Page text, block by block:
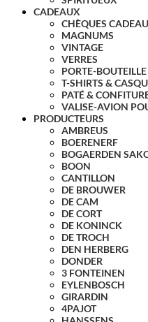
CADEAUX
CHÈQUES
MAGNUMS
VINTAGE
VERRES
PORTE-BOUTEILLE
T-SHIRTS &
PATÉ &
VALISE-AVION
PRODUCTEURS
AMBREUS
BOERENERF
BOGAERDEN
BOON
CANTILLON
DE BROUWER
DE CAM
DE CORT
DE KONINCK
DE TROCH
DEN HERBERG
DONDER
3 FONTEINEN
EYLENBOSCH
GIRARDIN
4PAJOT